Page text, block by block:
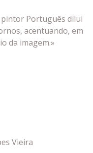
Português dilui
acentuando, em
da imagem.»
Vieira